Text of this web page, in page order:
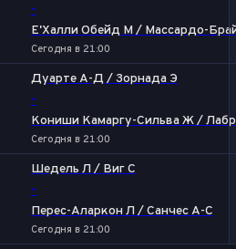
-
Е'Халли Обейд M / Массардо-
Сегодня в 21:00
Дуарте А-Д / Зорнада Э
-
Кониши Камаргу-Сильва Ж /
Сегодня в 21:00
Шедель Л / Виг С
-
Перес-Аларкон Л / Санчес А-С
Сегодня в 21:00